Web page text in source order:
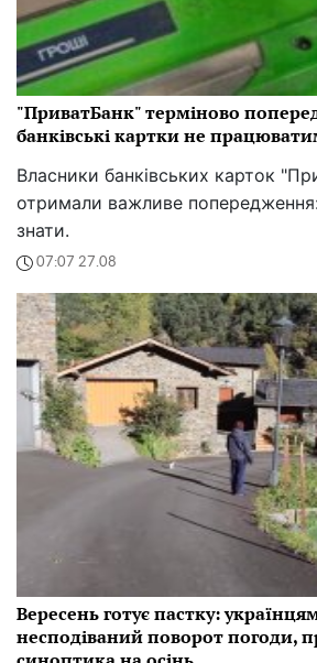
"ПриватБанк" терміново
банківські картки не
Власники банківських карток
отримали важливе
знати.
07:07 27.08
Вересень готує пастку:
несподіваний поворот погоди,